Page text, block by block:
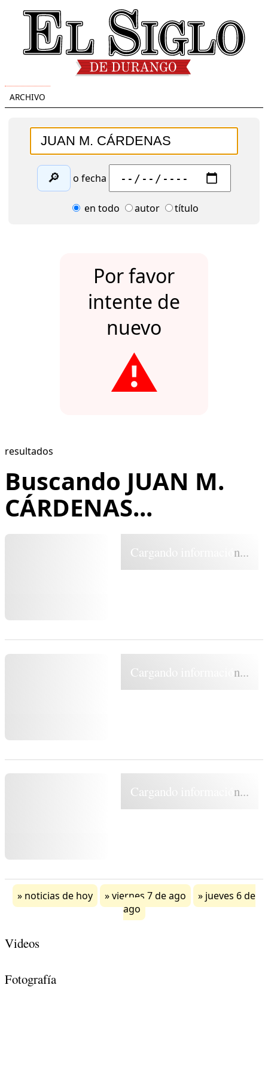
ARCHIVO
🔎 o fecha
en todo autor título
Por favor
intente de
nuevo
⚠️
resultados
Buscando JUAN M.
CÁRDENAS...
Cargando información...
Cargando información...
Cargando información...
noticias de hoy viernes 7 de ago
jueves 6 de
ago
Videos
Fotografía